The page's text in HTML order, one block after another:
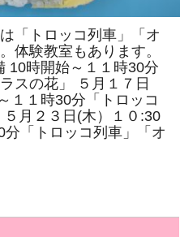
「トロッコ列車」「オ
体験教室もあります。
10時開始～１１時30分
スの花」 ５月１７日
１１時30分「トロッコ
月２３日(木）１０:30
「トロッコ列車」「オ